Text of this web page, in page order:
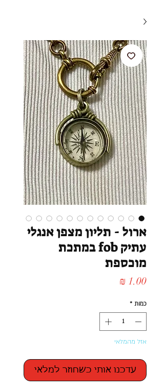
ארול - תליון מצפן אנגלי
עתיק fob במתכת
מוכספת
כמות *
אזל מהמלאי
עדכנו אותי כשחוזר למלאי